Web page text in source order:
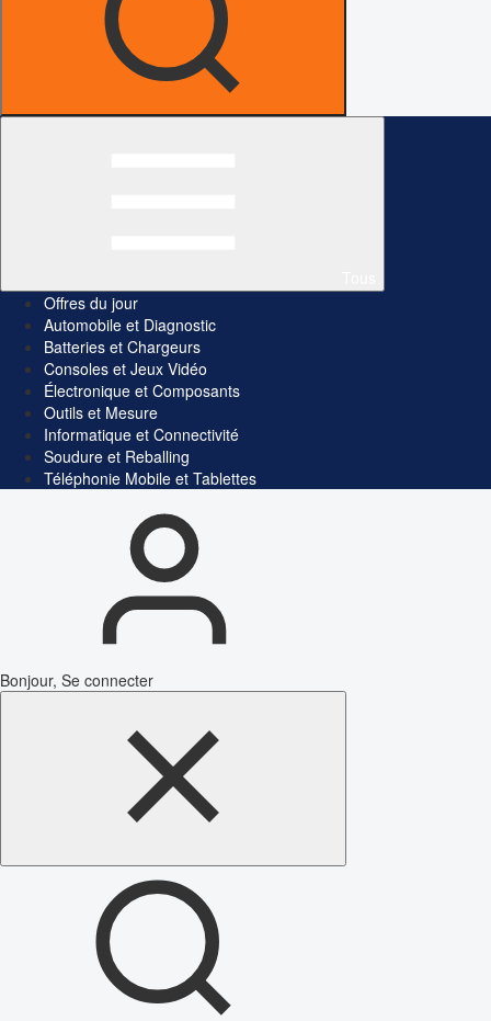
Offres du jour
Automobile et Diagnostic
Batteries et Chargeurs
Consoles et Jeux Vidéo
Électronique et Composants
Outils et Mesure
Informatique et Connectivité
Soudure et Reballing
Téléphonie Mobile et Tablettes
Bonjour, Se connecter